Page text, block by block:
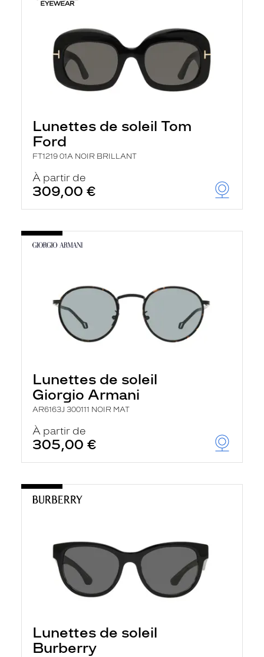
Lunettes de soleil Tom
Ford
FT1219 01A NOIR BRILLANT
À partir de
309,00 €
Lunettes de soleil
Giorgio Armani
AR6163J 300111 NOIR MAT
À partir de
305,00 €
Lunettes de soleil
Burberry